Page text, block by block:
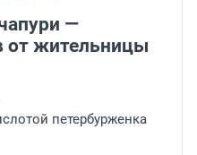
—
от жительницы
петербурженка